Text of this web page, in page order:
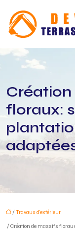
floraux:
/ Travaux d'extérieur
/ Création de massifs